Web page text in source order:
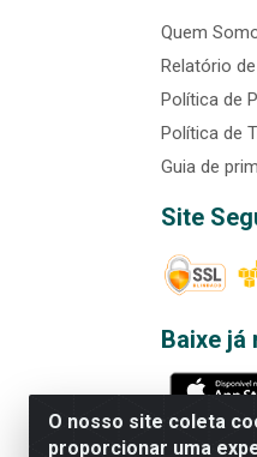
O nosso site coleta
proporcionar uma
Quem
Relatório
Política de
Política de
Guia de
Site
Baixe já